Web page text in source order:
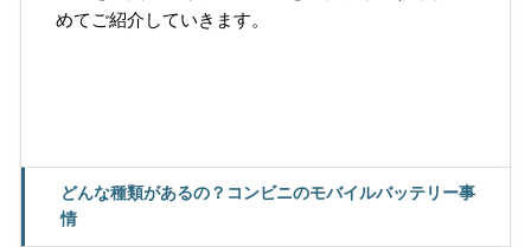
めてご紹介していきます。
どんな種類があるの？コンビニのモバイルバッテリー事
情